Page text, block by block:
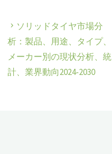
ソリッドタイヤ市場分
析：製品、用途、タイプ、
メーカー別の現状分析、統
計、業界動向2024-2030